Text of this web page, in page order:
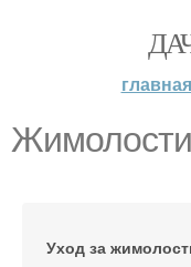
главная
Уход за